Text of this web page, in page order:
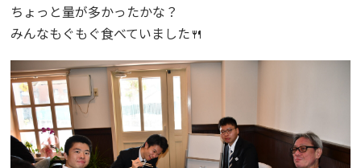
ちょっと量が多かったかな？
みんなもぐもぐ食べていました🍴